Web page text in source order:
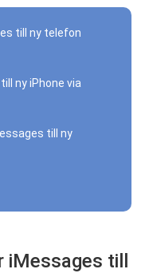
till ny telefon
ny iPhone via
till ny
iMessages till